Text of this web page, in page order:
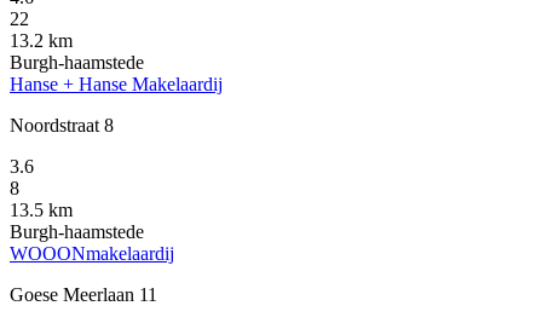
22
13.2 km
Burgh-haamstede
Hanse + Hanse Makelaardij
Noordstraat 8
3.6
8
13.5 km
Burgh-haamstede
WOOONmakelaardij
Goese Meerlaan 11